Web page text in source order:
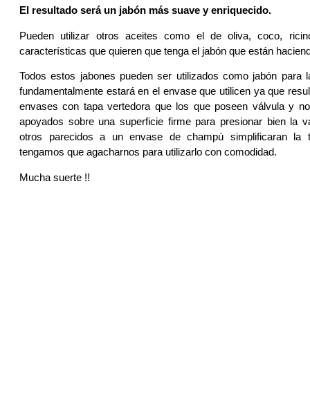
El resultado será un jabón más suave y enriquecido.
Pueden utilizar otros aceites como el de oliva, coco,
características que quieren que tenga el jabón que están
Todos estos jabones pueden ser utilizados como jabón para
fundamentalmente estará en el envase que utilicen ya que
envases con tapa vertedora que los que poseen válvula y
apoyados sobre una superficie firme para presionar bien la
otros parecidos a un envase de champú simplificaran la
tengamos que agacharnos para utilizarlo con comodidad.
Mucha suerte !!